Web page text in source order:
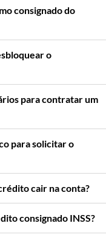
consignado do
o
para contratar um
para solicitar o
cair na conta?
consignado INSS?